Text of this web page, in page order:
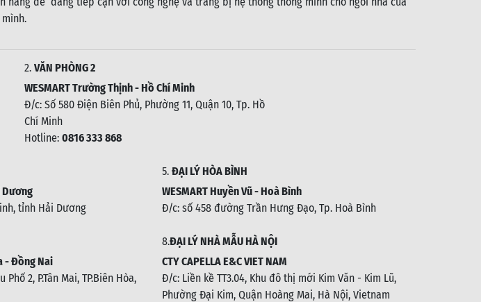
mình.
2. VĂN PHÒNG 2
WESMART Trường Thịnh - Hồ Chí Minh
Đ/c: Số 580 Điện Biên Phủ, Phường 11, Quận 10, Tp. Hồ
Chí Minh
Hotline: 0816 333 868
Dương
tỉnh Hải Dương
5. ĐẠI LÝ HÒA BÌNH
WESMART Huyền Vũ - Hoà Bình
Đ/c: số 458 đường Trần Hưng Đạo, Tp. Hoà Bình
- Đồng Nai
2, P.Tân Mai, TP.Biên Hòa,
8.ĐẠI LÝ NHÀ MẪU HÀ NỘI
CTY CAPELLA E&C VIET NAM
Đ/c: Liền kề TT3.04, Khu đô thị mới Kim Văn - Kim Lũ,
Phường Đại Kim, Quận Hoàng Mai, Hà Nội, Vietnam